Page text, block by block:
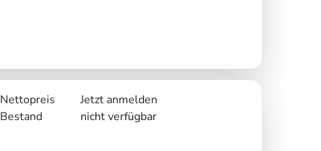
Nettopreis
Jetzt anmelden
Bestand
nicht verfügbar